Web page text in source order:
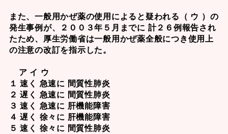
また、一般用かぜ薬の使用によると疑われる（ ウ ）の
発生事例が、２００３年５月までに 計２６例報告され
たため、厚生労働省は一般用かぜ薬全般につき使用上
の注意の改訂を指示した。
ア イ ウ
１ 速く 急速に 間質性肺炎
２ 遅く 急速に 間質性肺炎
３ 速く 急速に 肝機能障害
４ 遅く 徐々に 肝機能障害
５ 速く 徐々に 間質性肺炎